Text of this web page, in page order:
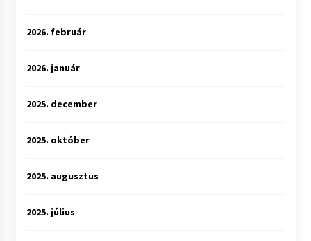
2026. február
2026. január
2025. december
2025. október
2025. augusztus
2025. július